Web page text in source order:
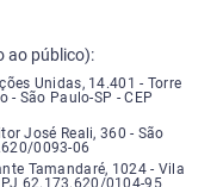
ao público):
das Nações Unidas,
Unidas, 14.401 - Torre
- São Paulo-SP - CEP
Doutor Heitor José
José Reali, 360 - São
0093-06
Almirante Tamandaré,
Tamandaré, 1024 - Vila
62.173.620/0104-95